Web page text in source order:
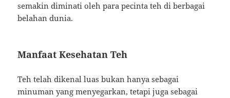
semakin diminati oleh para pecinta teh di berbagai
belahan dunia.
Manfaat Kesehatan Teh
Teh telah dikenal luas bukan hanya sebagai
minuman yang menyegarkan, tetapi juga sebagai